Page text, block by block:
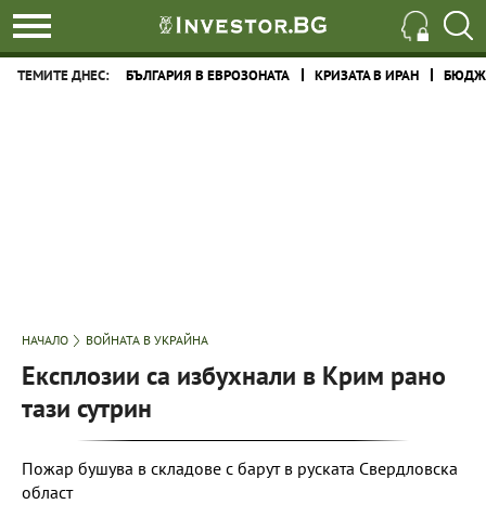
ТЕМИТЕ ДНЕС: БЪЛГАРИЯ В ЕВРОЗОНАТА КРИЗАТА В ИРАН
НАЧАЛО ВОЙНАТА В УКРАЙНА
Експлозии са избухнали в Крим рано
тази сутрин
Пожар бушува в складове с барут в руската Свердловска
област